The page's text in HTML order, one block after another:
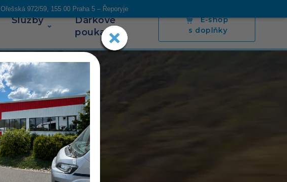
Ořešská 972/59, 155 00 Praha 5 – Řeporyje
Blog Napsali o nás Poradíme Kontakt
Služby
Dárkové
poukazy
E-shop
s doplňky